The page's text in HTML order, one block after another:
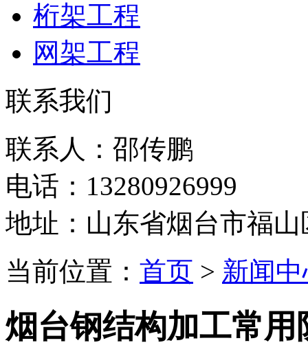
桁架工程
网架工程
联系我们
联系人：邵传鹏
电话：13280926999
地址：山东省烟台市福
当前位置： 首页 > 新闻
烟台钢结构加工常用